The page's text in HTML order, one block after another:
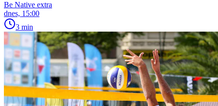
Be Native extra
dnes, 15:00
3 min